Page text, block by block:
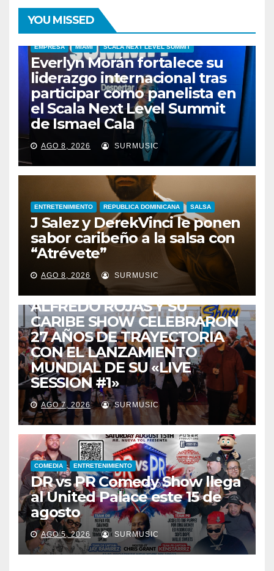
YOU MISSED
EMPRESA MIAMI SCALA NEXT LEVEL SUMMIT
Everlyn Morán fortalece su
liderazgo internacional tras
participar como panelista en
el Scala Next Level Summit
de Ismael Cala
AGO 8, 2026 SURMUSIC
ENTRETENIMIENTO REPUBLICA DOMINICANA SALSA
J Salez y DerekVinci le ponen
sabor caribeño a la salsa con
“Atrévete”
AGO 8, 2026 SURMUSIC
ENTRETENIMIENTO GUARACHA ZULIANA LIVE SESSION
ZULIA
ALFREDO ROJAS Y SU
CARIBE SHOW CELEBRARON
27 AÑOS DE TRAYECTORIA
CON EL LANZAMIENTO
MUNDIAL DE SU «LIVE
SESSION #1»
AGO 7, 2026 SURMUSIC
COMEDIA ENTRETENIMIENTO
DR vs PR Comedy Show llega
al United Palace este 15 de
agosto
AGO 5, 2026 SURMUSIC